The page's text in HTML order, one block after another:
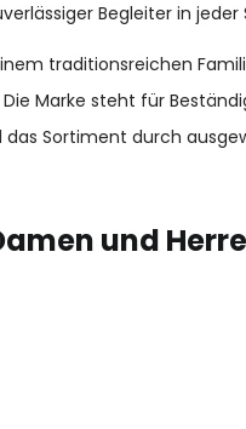
Begleiter in jeder
traditionsreichen
Marke steht für
Sortiment durch
und